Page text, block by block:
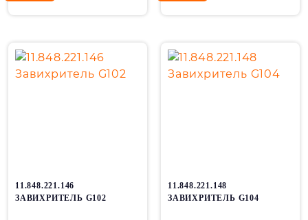
11.848.221.146
ЗАВИХРИТЕЛЬ G102
11.848.221.148
ЗАВИХРИТЕЛЬ G104